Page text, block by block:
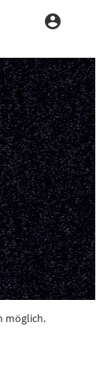
möglich.